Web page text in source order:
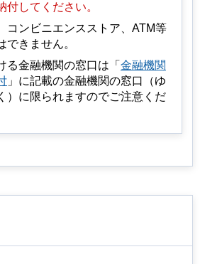
付してください。
コンビニエンスストア、ATM等
できません。
る金融機関の窓口は「 金融機関
」に記載の金融機関の窓口（ゆ
）に限られますのでご注意くだ